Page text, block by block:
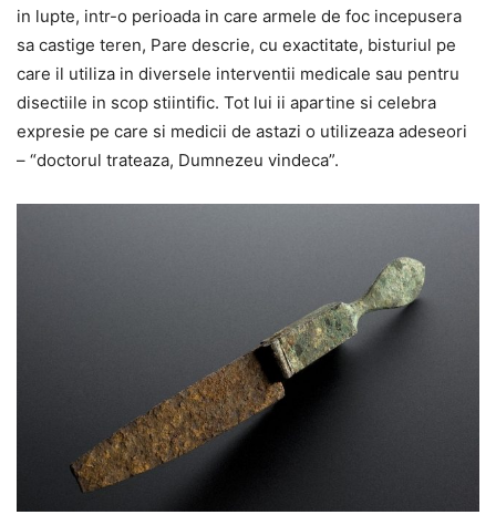
in lupte, intr-o perioada in care armele de foc incepusera
sa castige teren, Pare descrie, cu exactitate, bisturiul pe
care il utiliza in diversele interventii medicale sau pentru
disectiile in scop stiintific. Tot lui ii apartine si celebra
expresie pe care si medicii de astazi o utilizeaza adeseori
– “doctorul trateaza, Dumnezeu vindeca”.